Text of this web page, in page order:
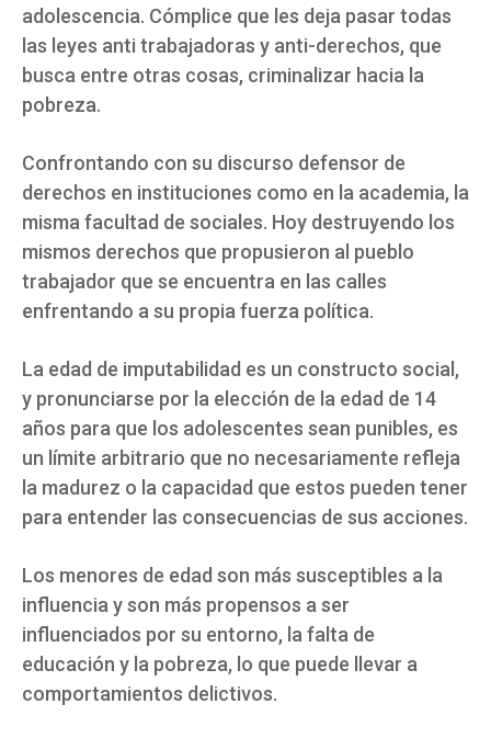
adolescencia. Cómplice que les deja pasar todas
las leyes anti trabajadoras y anti-derechos, que
busca entre otras cosas, criminalizar hacia la
pobreza.
Confrontando con su discurso defensor de
derechos en instituciones como en la academia, la
misma facultad de sociales. Hoy destruyendo los
mismos derechos que propusieron al pueblo
trabajador que se encuentra en las calles
enfrentando a su propia fuerza política.
La edad de imputabilidad es un constructo social,
y pronunciarse por la elección de la edad de 14
años para que los adolescentes sean punibles, es
un límite arbitrario que no necesariamente refleja
la madurez o la capacidad que estos pueden tener
para entender las consecuencias de sus acciones.
Los menores de edad son más susceptibles a la
influencia y son más propensos a ser
influenciados por su entorno, la falta de
educación y la pobreza, lo que puede llevar a
comportamientos delictivos.